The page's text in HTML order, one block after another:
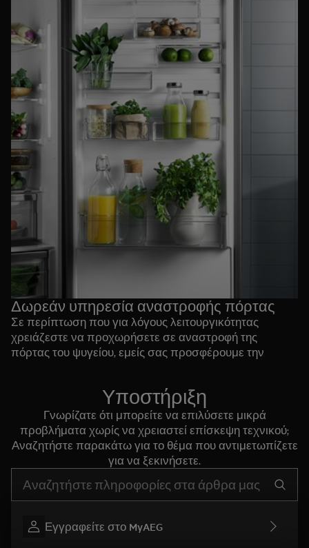
Δωρεάν υπηρεσία αναστροφής πόρτας
Σε περίπτωση που για λόγους λειτουργικότητας
χρειάζεστε να προχωρήσετε σε αναστροφή της
πόρτας του ψυγείου, εμείς σας προσφέρουμε την
ημερομηνία αγοράς. Επικοινωνήστε με το κέντρο
εξυπηρέτησής μας ή με το κατάστημα αγοράς για να
αξιοποιήσετε αυτή την προσφορά.
Υποστήριξη
Γνωρίζατε ότι μπορείτε να επιλύσετε μικρά
προβλήματα χωρίς να χρειαστεί επίσκεψη τεχνικού;
Αναζητήστε παρακάτω για το θέμα που αντιμετωπίζετε
για να ξεκινήσετε.
Εγγραφείτε στο MyAEG